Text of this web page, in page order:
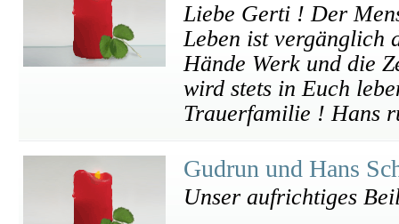
Liebe Gerti ! Der
Leben ist vergänglich
Hände Werk und die
wird stets in Euch
Trauerfamilie ! Hans
Gudrun und Hans
Unser aufrichtiges